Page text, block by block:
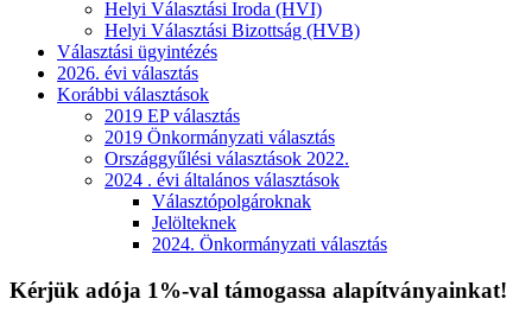
Helyi Választási Iroda (HVI)
Helyi Választási Bizottság (HVB)
Választási ügyintézés
2026. évi választás
Korábbi választások
2019 EP választás
2019 Önkormányzati választás
Országgyűlési választások 2022.
2024 . évi általános választások
Választópolgároknak
Jelölteknek
2024. Önkormányzati választás
Kérjük adója 1%-val támogassa alapítványainkat!